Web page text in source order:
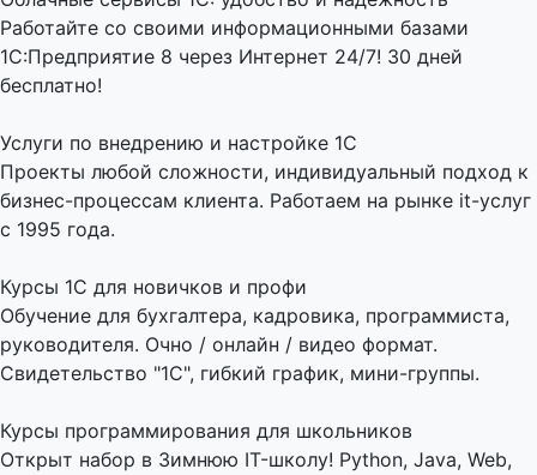
Работайте со своими информационными базами
1С:Предприятие 8 через Интернет 24/7! 30 дней
бесплатно!
Услуги по внедрению и настройке 1С
Проекты любой сложности, индивидуальный подход к
бизнес-процессам клиента. Работаем на рынке it-услуг
с 1995 года.
Курсы 1С для новичков и профи
Обучение для бухгалтера, кадровика, программиста,
руководителя. Очно / онлайн / видео формат.
Свидетельство "1С", гибкий график, мини-группы.
Курсы программирования для школьников
Открыт набор в Зимнюю IT-школу! Python, Java, Web,